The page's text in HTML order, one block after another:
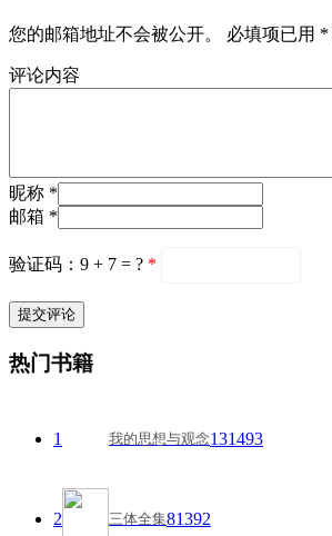
您的邮箱地址不会被公开。 必填项已用 *
评论内容
昵称 *
邮箱 *
验证码：9 + 7 = ? *
热门书籍
1 我的思想与观念131493
2 三体全集81392